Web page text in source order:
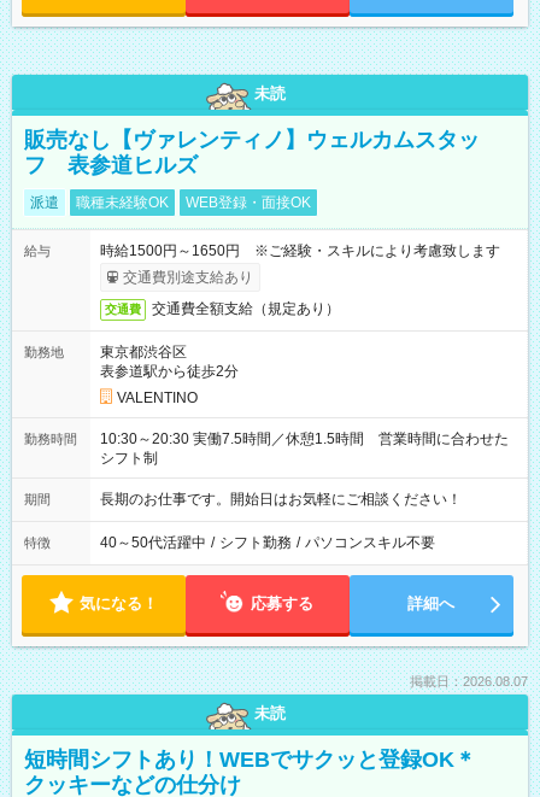
未読
販売なし【ヴァレンティノ】ウェルカムスタッ
フ 表参道ヒルズ
派遣 職種未経験OK WEB登録・面接OK
給与
時給1500円～1650円 ※ご経験・スキルにより考慮致します
交通費別途支給あり
交通費 交通費全額支給（規定あり）
勤務地
東京都渋谷区
表参道駅から徒歩2分
VALENTINO
勤務時間
10:30～20:30 実働7.5時間／休憩1.5時間 営業時間に合わせた
シフト制
期間 長期のお仕事です。開始日はお気軽にご相談ください！
特徴 40～50代活躍中 / シフト勤務 / パソコンスキル不要
気になる！ 応募する 詳細へ
掲載日：2026.08.07
未読
短時間シフトあり！WEBでサクッと登録OK＊
クッキーなどの仕分け